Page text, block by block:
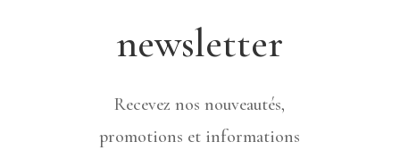
newsletter
Recevez nos nouveautés,
promotions et informations